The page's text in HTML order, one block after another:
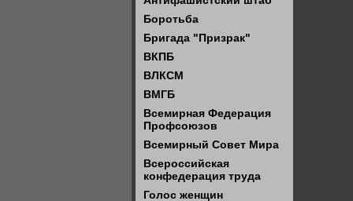
Боротьба
Бригада "Призрак"
ВКПБ
ВЛКСМ
ВМГБ
Всемирная Федерация
Профсоюзов
Всемирный Совет Мира
Всероссийская
конфедерация труда
Голос женщин